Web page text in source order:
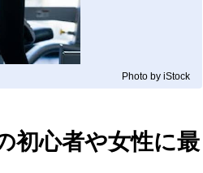
Photo by iStock
初心者や女性に最